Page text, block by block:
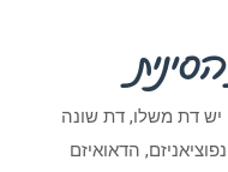
יש דת משלו, דת שונה
הדאואיזם